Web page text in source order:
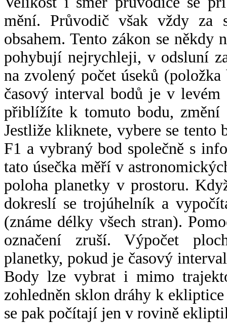
mění. Průvodič však vždy za
obsahem. Tento zákon se někdy
pohybují nejrychleji, v odsluní
na zvolený počet úseků
časový interval bodů je v
přiblížíte k tomuto bodu,
Jestliže kliknete, vybere se tento
F1 a vybraný bod společně s
tato úsečka měří v
poloha planetky v prostoru.
dokreslí se trojúhelník a
(známe délky všech stran).
označení zruší. Výpočet
planetky, pokud je časový
Body lze vybrat i mimo
zohledněn sklon dráhy k
se pak počítají jen v rovině